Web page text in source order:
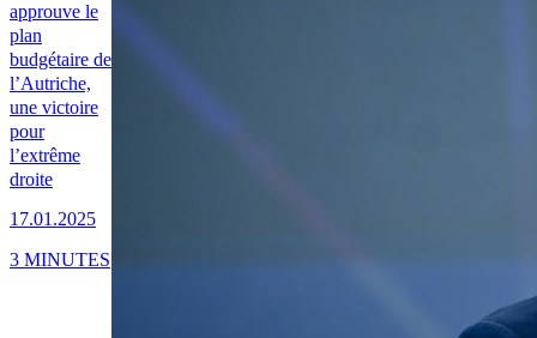
approuve le
plan
budgétaire de
l’Autriche,
une victoire
pour
l’extrême
droite
17.01.2025
3 MINUTES